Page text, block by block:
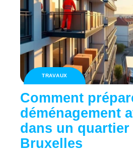
TRAVAUX
Comment
déménagement
dans un quartier
Bruxelles